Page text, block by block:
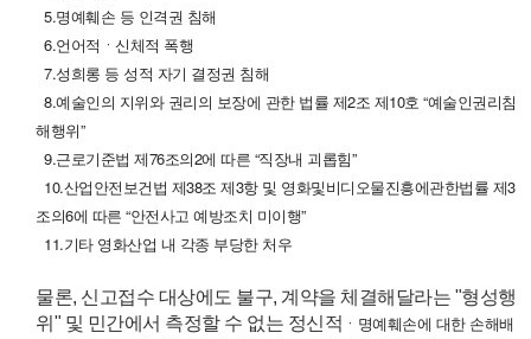
5.명예훼손 등 인격권 침해
6.언어적ㆍ신체적 폭행
7.성희롱 등 성적 자기 결정권 침해
8.예술인의 지위와 권리의 보장에 관한 법률 제2조 제10호 “예술인권리침
해행위”
9.근로기준법 제76조의2에 따른 “직장내 괴롭힘”
10.산업안전보건법 제38조 제3항 및 영화및비디오물진흥에관한법률 제3
조의6에 따른 “안전사고 예방조치 미이행”
11.기타 영화산업 내 각종 부당한 처우
물론, 신고접수 대상에도 불구, 계약을 체결해달라는 "형성행
위" 및 민간에서 측정할 수 없는 정신적 ㆍ명예훼손에 대한 손해배